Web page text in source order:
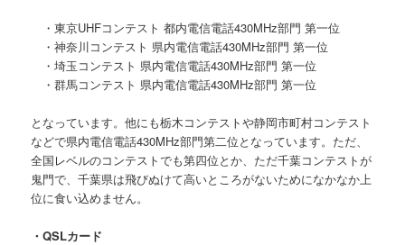
・東京UHFコンテスト 都内電信電話430MHz部門 第一位
・神奈川コンテスト 県内電信電話430MHz部門 第一位
・埼玉コンテスト 県内電信電話430MHz部門 第一位
・群馬コンテスト 県内電信電話430MHz部門 第一位
となっています。他にも栃木コンテストや静岡市町村コンテスト
などで県内電信電話430MHz部門第二位となっています。ただ、
全国レベルのコンテストでも第四位とか、ただ千葉コンテストが
鬼門で、千葉県は飛びぬけて高いところがないためになかなか上
位に食い込めません。
・QSLカード